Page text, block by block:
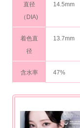
直径
（DIA)
14.5mm
着色直
径
13.7mm
含水率 47%